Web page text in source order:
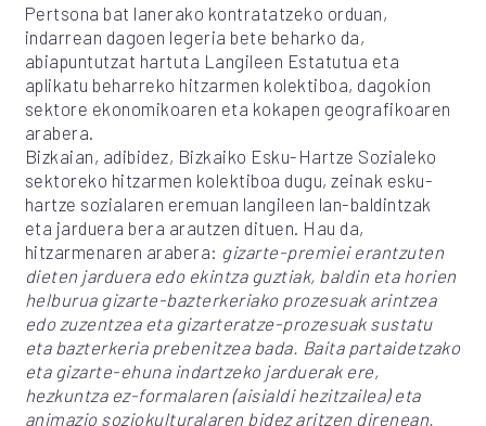
Pertsona bat lanerako kontratatzeko orduan,
indarrean dagoen legeria bete beharko da,
abiapuntutzat hartuta Langileen Estatutua eta
aplikatu beharreko hitzarmen kolektiboa, dagokion
sektore ekonomikoaren eta kokapen geografikoaren
arabera.
Bizkaian, adibidez, Bizkaiko Esku-Hartze Sozialeko
sektoreko hitzarmen kolektiboa dugu, zeinak esku-
hartze sozialaren eremuan langileen lan-baldintzak
eta jarduera bera arautzen dituen. Hau da,
hitzarmenaren arabera: gizarte-premiei erantzuten
dieten jarduera edo ekintza guztiak, baldin eta horien
helburua gizarte-bazterkeriako prozesuak arintzea
edo zuzentzea eta gizarteratze-prozesuak sustatu
eta bazterkeria prebenitzea bada. Baita partaidetzako
eta gizarte-ehuna indartzeko jarduerak ere,
hezkuntza ez-formalaren (aisialdi hezitzailea) eta
animazio soziokulturalaren bidez aritzen direnean.